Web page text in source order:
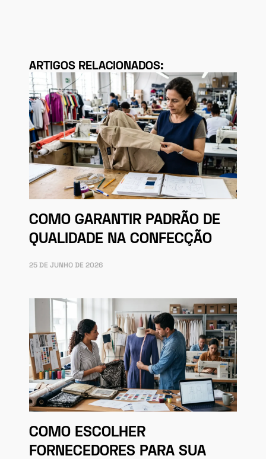
ARTIGOS RELACIONADOS:
COMO GARANTIR PADRÃO DE
QUALIDADE NA CONFECÇÃO
25 DE JUNHO DE 2026
COMO ESCOLHER
FORNECEDORES PARA SUA